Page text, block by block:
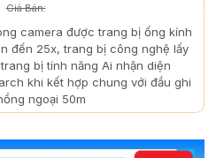
Giá Bán:
camera được trang bị ống kính
đến 25x, trang bị công nghệ lấy
bị tính năng Ai nhận diện
khi kết hợp chung với đầu ghi
ngoại 50m